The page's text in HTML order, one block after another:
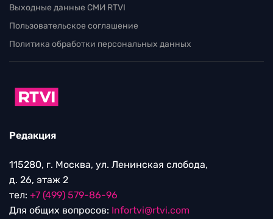
Выходные данные СМИ RTVI
Пользовательское соглашение
Политика обработки персональных данных
Редакция
115280, г. Москва, ул. Ленинская слобода,
д. 26, этаж 2
тел: +7 (499) 579-86-96
Для общих вопросов: Infortvi@rtvi.com